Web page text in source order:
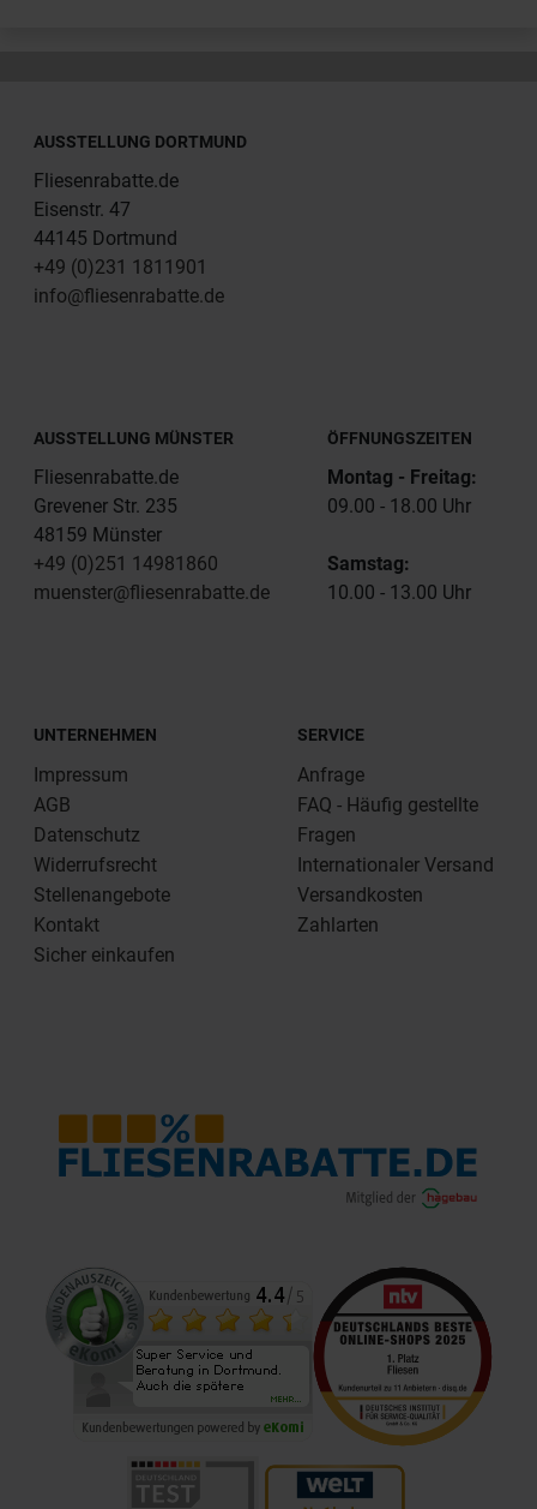
AUSSTELLUNG DORTMUND
Fliesenrabatte.de
Eisenstr. 47
44145 Dortmund
+49 (0)231 1811901
info@fliesenrabatte.de
AUSSTELLUNG MÜNSTER
Fliesenrabatte.de
Grevener Str. 235
48159 Münster
+49 (0)251 14981860
muenster@fliesenrabatte.de
ÖFFNUNGSZEITEN
Montag - Freitag:
09.00 - 18.00 Uhr
Samstag:
10.00 - 13.00 Uhr
UNTERNEHMEN
Impressum
AGB
Datenschutz
Widerrufsrecht
Stellenangebote
Kontakt
Sicher einkaufen
SERVICE
Anfrage
FAQ - Häufig gestellte
Fragen
Internationaler Versand
Versandkosten
Zahlarten